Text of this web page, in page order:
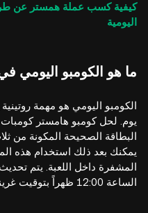
كيفية كسب عملة همستر عن
اليومية
ما هو الكومبو اليومي
يوم. لحل كومبو هامستر
البطاقة الصحيحة المكونة من
يمكنك بعد ذلك استخدام هذه
المشفرة داخل اللعبة. يتم
الساعة 12:00 ظهراً بتوقيت غرينتش.